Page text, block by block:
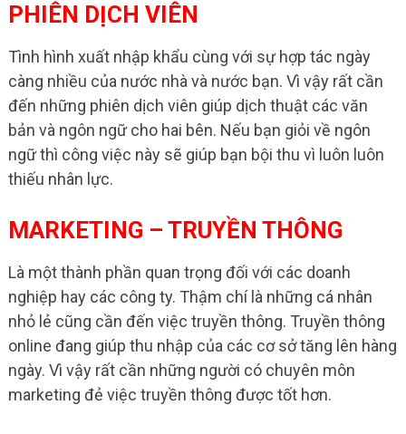
PHIÊN DỊCH VIÊN
Tình hình xuất nhập khẩu cùng với sự hợp tác ngày
càng nhiều của nước nhà và nước bạn. Vì vậy rất cần
đến những phiên dịch viên giúp dịch thuật các văn
bản và ngôn ngữ cho hai bên. Nếu bạn giỏi về ngôn
ngữ thì công việc này sẽ giúp bạn bội thu vì luôn luôn
thiếu nhân lực.
MARKETING – TRUYỀN THÔNG
Là một thành phần quan trọng đối với các doanh
nghiệp hay các công ty. Thậm chí là những cá nhân
nhỏ lẻ cũng cần đến việc truyền thông. Truyền thông
online đang giúp thu nhập của các cơ sở tăng lên hàng
ngày. Vì vậy rất cần những người có chuyên môn
marketing đẻ việc truyền thông được tốt hơn.